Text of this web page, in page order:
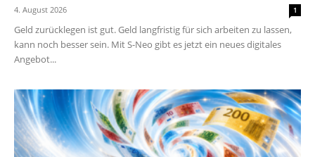
4. August 2026 1
Geld zurücklegen ist gut. Geld langfristig für sich arbeiten zu lassen,
kann noch besser sein. Mit S-Neo gibt es jetzt ein neues digitales
Angebot...